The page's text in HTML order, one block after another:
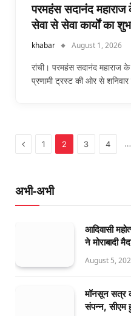
परमहंस सदानंद
सेवा से सेवा कार्यों का
khabar August 1, 2026
रांची। परमहंस सदानंद महाराज
प्रणामी ट्रस्ट की ओर से
Previous
1 2 3 4 …
अभी-अभी
आदिवासी
ने मोराबादी
August 5,
मॉनसून सत्र
संपन्न, सीएम